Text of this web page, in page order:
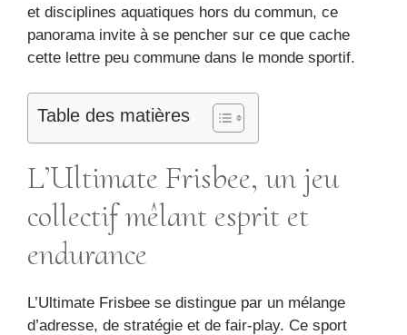
et disciplines aquatiques hors du commun, ce
panorama invite à se pencher sur ce que cache
cette lettre peu commune dans le monde sportif.
Table des matières
L’Ultimate Frisbee, un jeu
collectif mêlant esprit et
endurance
L’Ultimate Frisbee se distingue par un mélange
d’adresse, de stratégie et de fair-play. Ce sport